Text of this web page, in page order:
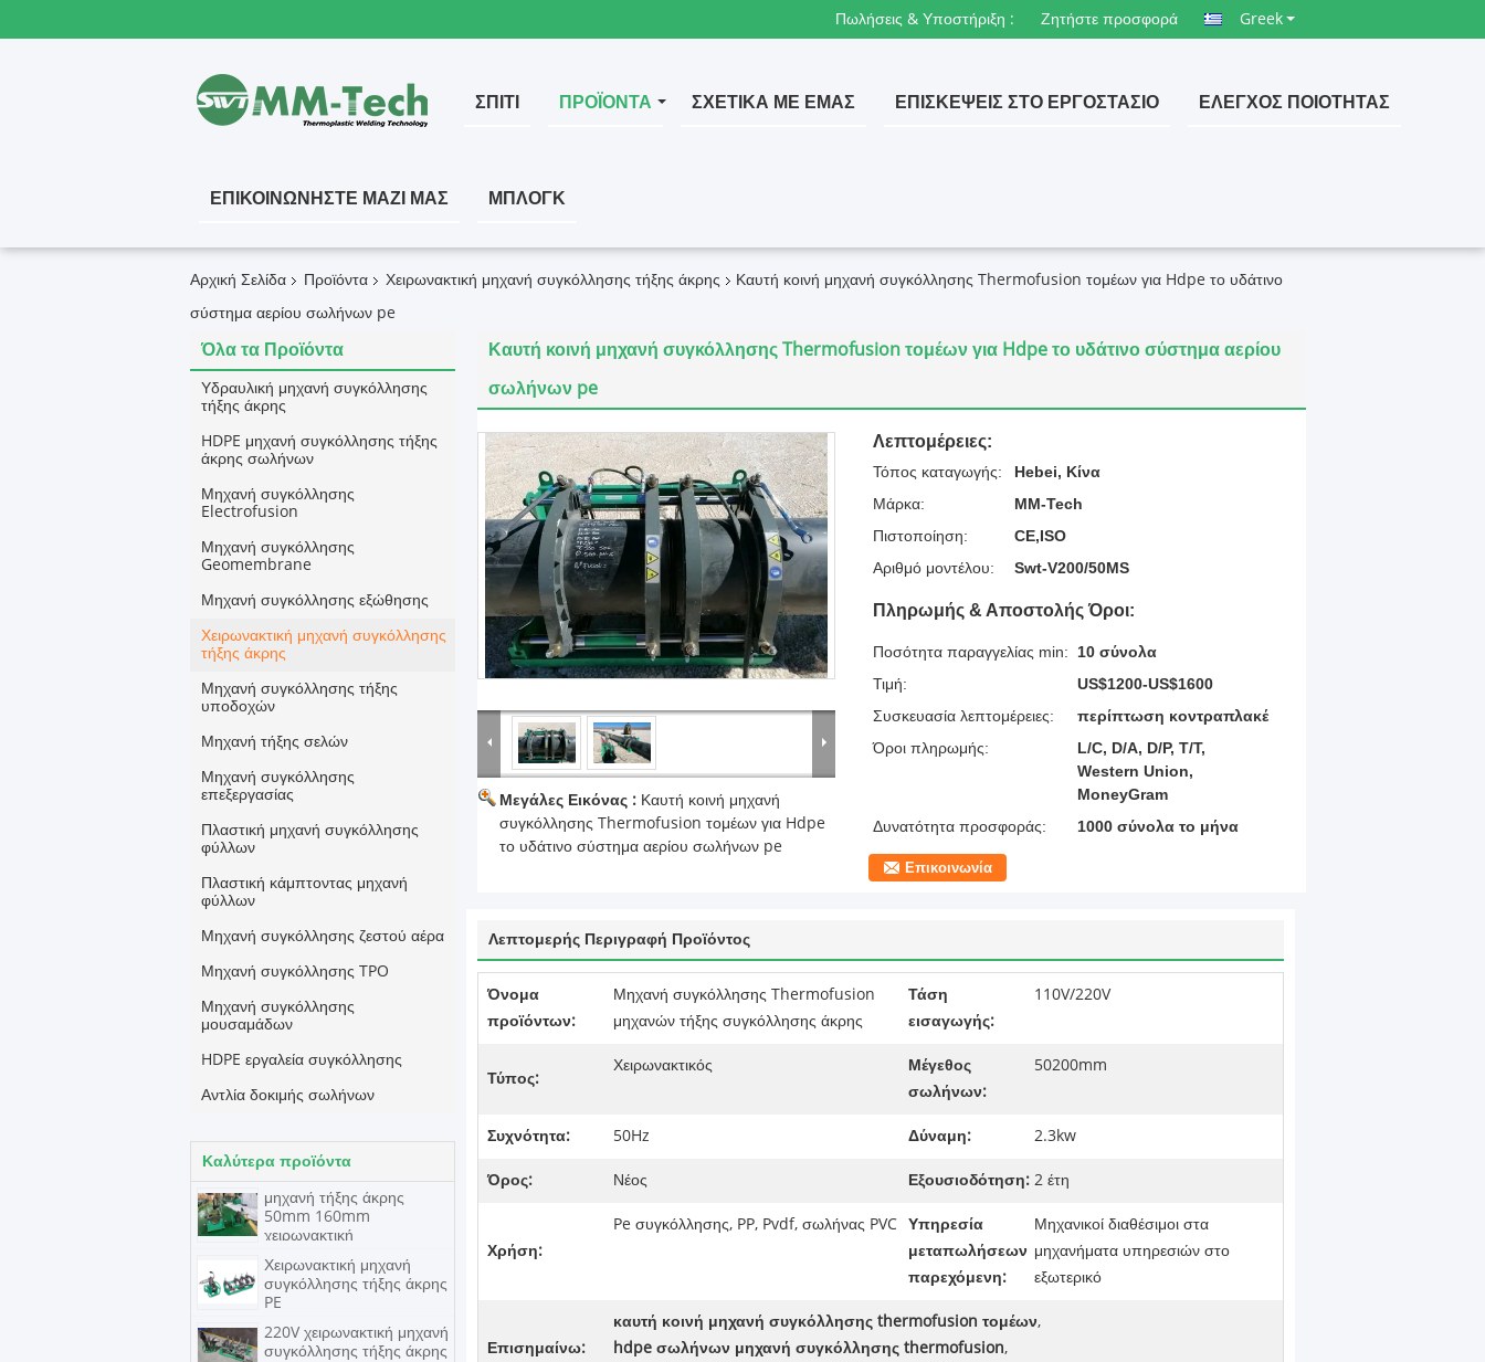
Πωλήσεις & Υποστήριξη : Ζητήστε προσφορά Greek
ΣΠΊΤΙ ΠΡΟΪΌΝΤΑ ΣΧΕΤΙΚΆ ΜΕ ΕΜΆΣ ΕΠΙΣΚΈΨΕΙΣ ΣΤΟ ΕΡΓΟΣΤΆΣΙΟ ΈΛΕΓΧΟΣ ΠΟΙΌΤΗΤΑΣ
ΕΠΙΚΟΙΝΩΝΉΣΤΕ ΜΑΖΊ ΜΑΣ ΜΠΛΟΓΚ
Αρχική Σελίδα Προϊόντα Χειρωνακτική μηχανή συγκόλλησης τήξης άκρης
Καυτή κοινή μηχανή συγκόλλησης Thermofusion τομέων για Hdpe το υδάτινο
σύστημα αερίου σωλήνων pe
Όλα τα Προϊόντα
Υδραυλική μηχανή συγκόλλησης
τήξης άκρης
HDPE μηχανή συγκόλλησης τήξης
άκρης σωλήνων
Μηχανή συγκόλλησης
Electrofusion
Μηχανή συγκόλλησης
Geomembrane
Μηχανή συγκόλλησης εξώθησης
Χειρωνακτική μηχανή συγκόλλησης
τήξης άκρης
Μηχανή συγκόλλησης τήξης
υποδοχών
Μηχανή τήξης σελών
Μηχανή συγκόλλησης
επεξεργασίας
Πλαστική μηχανή συγκόλλησης
φύλλων
Πλαστική κάμπτοντας μηχανή
φύλλων
Μηχανή συγκόλλησης ζεστού αέρα
Μηχανή συγκόλλησης TPO
Μηχανή συγκόλλησης
μουσαμάδων
HDPE εργαλεία συγκόλλησης
Αντλία δοκιμής σωλήνων
Καλύτερα προϊόντα
μηχανή τήξης άκρης
50mm 160mm
χειρωνακτική
Χειρωνακτική μηχανή
συγκόλλησης τήξης άκρης
PE
220V χειρωνακτική μηχανή
συγκόλλησης τήξης άκρης
Καυτή κοινή μηχανή συγκόλλησης Thermofusion τομέων για Hdpe το υδάτινο σύστημα αερίου
σωλήνων pe
Μεγάλες Εικόνας : Καυτή κοινή μηχανή
συγκόλλησης Thermofusion τομέων για Hdpe
το υδάτινο σύστημα αερίου σωλήνων pe
Λεπτομέρειες:
Τόπος καταγωγής:
Hebei, Κίνα
Μάρκα:
MM-Tech
Πιστοποίηση:
CE,ISO
Αριθμό μοντέλου:
Swt-V200/50MS
Πληρωμής & Αποστολής Όροι:
Ποσότητα παραγγελίας min:
10 σύνολα
Τιμή:
US$1200-US$1600
Συσκευασία λεπτομέρειες:
περίπτωση κοντραπλακέ
Όροι πληρωμής:
L/C, D/A, D/P, T/T,
Western Union,
MoneyGram
Δυνατότητα προσφοράς:
1000 σύνολα το μήνα
Επικοινωνία
Λεπτομερής Περιγραφή Προϊόντος
Όνομα
προϊόντων:
Μηχανή συγκόλλησης Thermofusion
μηχανών τήξης συγκόλλησης άκρης
Τάση
εισαγωγής:
110V/220V
Τύπος:
Χειρωνακτικός
Μέγεθος
σωλήνων:
50200mm
Συχνότητα: 50Hz Δύναμη: 2.3kw
Όρος: Νέος Εξουσιοδότηση: 2 έτη
Χρήση:
Pe συγκόλλησης, PP, Pvdf, σωλήνας PVC Υπηρεσία
μεταπωλήσεων
παρεχόμενη:
Μηχανικοί διαθέσιμοι στα
μηχανήματα υπηρεσιών στο
εξωτερικό
Επισημαίνω:
καυτή κοινή μηχανή συγκόλλησης thermofusion τομέων,
hdpe σωλήνων μηχανή συγκόλλησης thermofusion,